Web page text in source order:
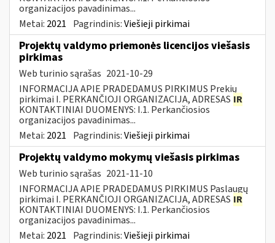
organizacijos pavadinimas...
Metai: 2021 Pagrindinis:Viešieji pirkimai
Projektų valdymo priemonės licencijos viešasis
pirkimas
Web turinio sąrašas 2021-10-29
INFORMACIJA APIE PRADEDAMUS PIRKIMUS Prekių
pirkimai I. PERKANČIOJI ORGANIZACIJA, ADRESAS IR
KONTAKTINIAI DUOMENYS: I.1. Perkančiosios
organizacijos pavadinimas...
Metai: 2021 Pagrindinis:Viešieji pirkimai
Projektų valdymo mokymų viešasis pirkimas
Web turinio sąrašas 2021-11-10
INFORMACIJA APIE PRADEDAMUS PIRKIMUS Paslaugų
pirkimai I. PERKANČIOJI ORGANIZACIJA, ADRESAS IR
KONTAKTINIAI DUOMENYS: I.1. Perkančiosios
organizacijos pavadinimas...
Metai: 2021 Pagrindinis:Viešieji pirkimai